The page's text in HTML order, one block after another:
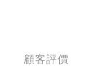
顧客評價